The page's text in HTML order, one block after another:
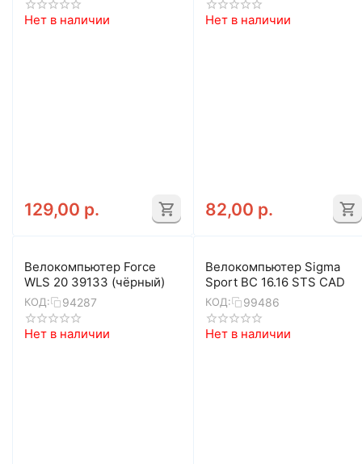
Нет в наличии
129,00 р.
Нет в наличии
82,00 р.
Велокомпьютер Force
WLS 20 39133 (чёрный)
КОД: 94287
Нет в наличии
Велокомпьютер Sigma
Sport BC 16.16 STS CAD
КОД: 99486
Нет в наличии